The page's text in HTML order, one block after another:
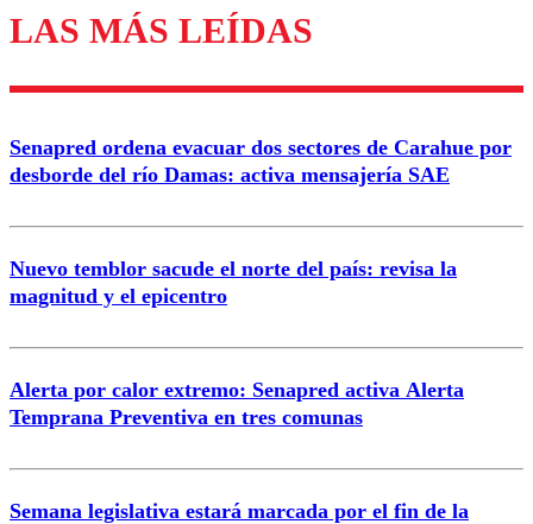
Enviar comentario
LAS MÁS LEÍDAS
Senapred ordena evacuar dos sectores de Carahue por
desborde del río Damas: activa mensajería SAE
Nuevo temblor sacude el norte del país: revisa la
magnitud y el epicentro
Alerta por calor extremo: Senapred activa Alerta
Temprana Preventiva en tres comunas
Semana legislativa estará marcada por el fin de la